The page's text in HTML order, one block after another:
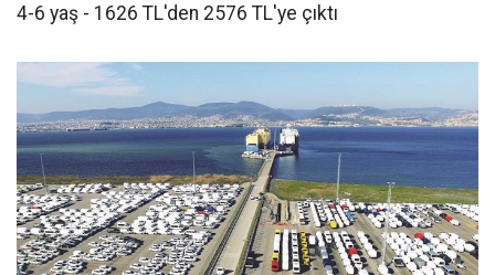
4-6 yaş - 1626 TL'den 2576 TL'ye çıktı